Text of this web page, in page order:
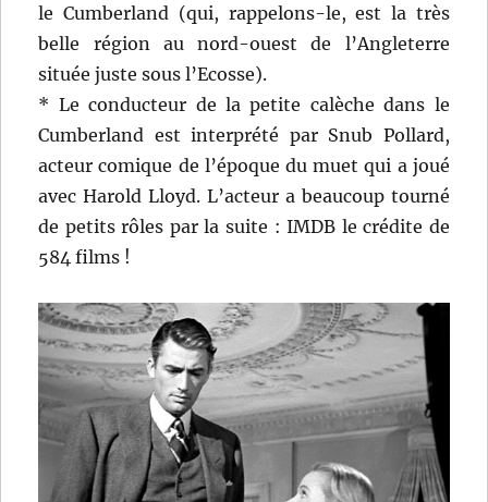
le Cumberland (qui, rappelons-le, est la très
belle région au nord-ouest de l’Angleterre
située juste sous l’Ecosse).
* Le conducteur de la petite calèche dans le
Cumberland est interprété par Snub Pollard,
acteur comique de l’époque du muet qui a joué
avec Harold Lloyd. L’acteur a beaucoup tourné
de petits rôles par la suite : IMDB le crédite de
584 films !